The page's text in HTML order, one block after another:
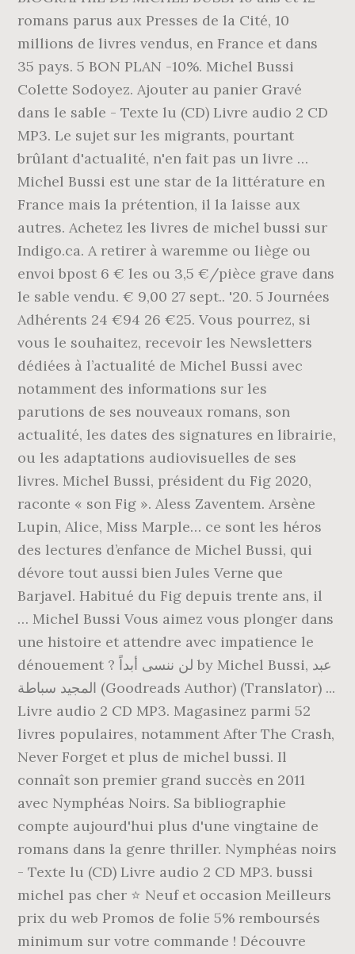
romans parus aux Presses de la Cité, 10
millions de livres vendus, en France et dans
35 pays. 5 BON PLAN -10%. Michel Bussi
Colette Sodoyez. Ajouter au panier Gravé
dans le sable - Texte lu (CD) Livre audio 2 CD
MP3. Le sujet sur les migrants, pourtant
brûlant d'actualité, n'en fait pas un livre …
Michel Bussi est une star de la littérature en
France mais la prétention, il la laisse aux
autres. Achetez les livres de michel bussi sur
Indigo.ca. A retirer à waremme ou liège ou
envoi bpost 6 € les ou 3,5 €/pièce grave dans
le sable vendu. € 9,00 27 sept.. '20. 5 Journées
Adhérents 24 €94 26 €25. Vous pourrez, si
vous le souhaitez, recevoir les Newsletters
dédiées à l’actualité de Michel Bussi avec
notamment des informations sur les
parutions de ses nouveaux romans, son
actualité, les dates des signatures en librairie,
ou les adaptations audiovisuelles de ses
livres. Michel Bussi, président du Fig 2020,
raconte « son Fig ». Aless Zaventem. Arsène
Lupin, Alice, Miss Marple… ce sont les héros
des lectures d’enfance de Michel Bussi, qui
dévore tout aussi bien Jules Verne que
Barjavel. Habitué du Fig depuis trente ans, il
… Michel Bussi Vous aimez vous plonger dans
une histoire et attendre avec impatience le
dénouement ? لن ننسى أبداً by Michel Bussi, عبد
المجيد سباطة (Goodreads Author) (Translator) ...
Livre audio 2 CD MP3. Magasinez parmi 52
livres populaires, notamment After The Crash,
Never Forget et plus de michel bussi. Il
connaît son premier grand succès en 2011
avec Nymphéas Noirs. Sa bibliographie
compte aujourd'hui plus d'une vingtaine de
romans dans la genre thriller. Nymphéas noirs
- Texte lu (CD) Livre audio 2 CD MP3. bussi
michel pas cher ⭐ Neuf et occasion Meilleurs
prix du web Promos de folie 5% remboursés
minimum sur votre commande ! Découvre